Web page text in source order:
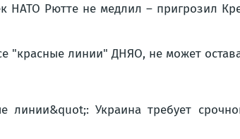
НАТО Рютте не медлил – пригрозил
линии" ДНЯО, не может